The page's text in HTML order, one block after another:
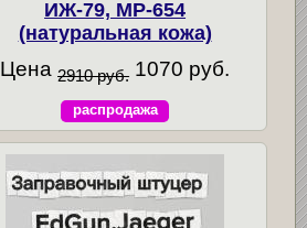
ИЖ-79, МР-654
(натуральная кожа)
Цена 2910 руб. 1070 руб.
распродажа